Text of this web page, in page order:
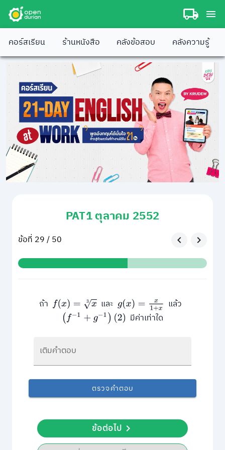
คอร์สเรียน ร้านหนังสือ คลังข้อสอบ คลังความรู้
PAT1 ตุลาคม 2552
ข้อที่ 29 / 50
ถ้า f(x)=x 3 และg(x)= x1+x
แล้ว
(f−1+ g−1)(2) มีค่าเท่าใด
เติมคำตอบ
ตรวจคำตอบ
ข้อต่อไป